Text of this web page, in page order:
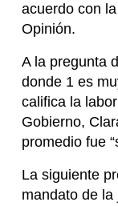
acuerdo con
Opinión.
A la pregunta
donde 1 es
califica la
Gobierno,
promedio fue
La siguiente
mandato de